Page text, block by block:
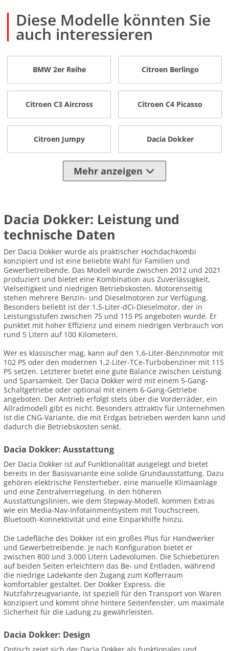
Diese Modelle könnten Sie
auch interessieren
BMW 2er Reihe Citroen Berlingo
Citroen C3 Aircross Citroen C4 Picasso
Citroen Jumpy Dacia Dokker
Mehr anzeigen
Dacia Dokker: Leistung und
technische Daten
Der Dacia Dokker wurde als praktischer Hochdachkombi
konzipiert und ist eine beliebte Wahl für Familien und
Gewerbetreibende. Das Modell wurde zwischen 2012 und 2021
produziert und bietet eine Kombination aus Zuverlässigkeit,
Vielseitigkeit und niedrigen Betriebskosten. Motorenseitig
stehen mehrere Benzin- und Dieselmotoren zur Verfügung.
Besonders beliebt ist der 1,5-Liter-dCi-Dieselmotor, der in
Leistungsstufen zwischen 75 und 115 PS angeboten wurde. Er
punktet mit hoher Effizienz und einem niedrigen Verbrauch von
rund 5 Litern auf 100 Kilometern.
Wer es klassischer mag, kann auf den 1,6-Liter-Benzinmotor mit
102 PS oder den modernen 1,2-Liter-TCe-Turbobenziner mit 115
PS setzen. Letzterer bietet eine gute Balance zwischen Leistung
und Sparsamkeit. Der Dacia Dokker wird mit einem 5-Gang-
Schaltgetriebe oder optional mit einem 6-Gang-Getriebe
angeboten. Der Antrieb erfolgt stets über die Vorderräder, ein
Allradmodell gibt es nicht. Besonders attraktiv für Unternehmen
ist die CNG-Variante, die mit Erdgas betrieben werden kann und
dadurch die Betriebskosten senkt.
Dacia Dokker: Ausstattung
Der Dacia Dokker ist auf Funktionalität ausgelegt und bietet
bereits in der Basisvariante eine solide Grundausstattung. Dazu
gehören elektrische Fensterheber, eine manuelle Klimaanlage
und eine Zentralverriegelung. In den höheren
Ausstattungslinien, wie dem Stepway-Modell, kommen Extras
wie ein Media-Nav-Infotainmentsystem mit Touchscreen,
Bluetooth-Konnektivität und eine Einparkhilfe hinzu.
Die Ladefläche des Dokker ist ein großes Plus für Handwerker
und Gewerbetreibende. Je nach Konfiguration bietet er
zwischen 800 und 3.000 Litern Ladevolumen. Die Schiebetüren
auf beiden Seiten erleichtern das Be- und Entladen, während
die niedrige Ladekante den Zugang zum Kofferraum
komfortabler gestaltet. Der Dokker Express, die
Nutzfahrzeugvariante, ist speziell für den Transport von Waren
konzipiert und kommt ohne hintere Seitenfenster, um maximale
Sicherheit für die Ladung zu gewährleisten.
Dacia Dokker: Design